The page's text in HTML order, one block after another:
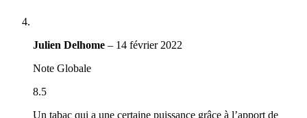
Julien Delhome – 14 février 2022
Note Globale
8.5
Un tabac qui a une certaine puissance grâce à l’apport de